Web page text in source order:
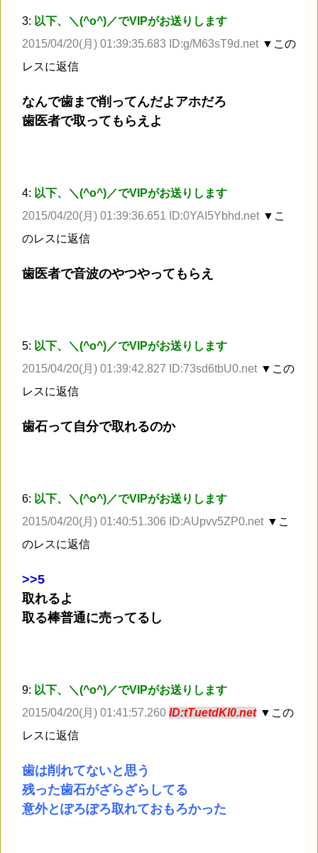
3: 以下、＼(^o^)／でVIPがお送りします
2015/04/20(月) 01:39:35.683 ID:g/M63sT9d.net ▼この
レスに返信
なんで歯まで削ってんだよアホだろ
歯医者で取ってもらえよ
4: 以下、＼(^o^)／でVIPがお送りします
2015/04/20(月) 01:39:36.651 ID:0YAI5Ybhd.net ▼こ
のレスに返信
歯医者で音波のやつやってもらえ
5: 以下、＼(^o^)／でVIPがお送りします
2015/04/20(月) 01:39:42.827 ID:73sd6tbU0.net ▼この
レスに返信
歯石って自分で取れるのか
6: 以下、＼(^o^)／でVIPがお送りします
2015/04/20(月) 01:40:51.306 ID:AUpvv5ZP0.net ▼こ
のレスに返信
>>5
取れるよ
取る棒普通に売ってるし
9: 以下、＼(^o^)／でVIPがお送りします
2015/04/20(月) 01:41:57.260 ID:tTuetdKI0.net ▼この
レスに返信
歯は削れてないと思う
残った歯石がざらざらしてる
意外とぽろぽろ取れておもろかった